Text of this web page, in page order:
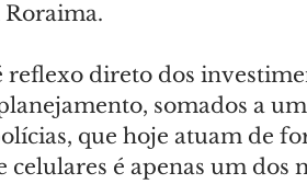
Roraima.
reflexo direto dos
somados a
que hoje atuam de
celulares é apenas um dos